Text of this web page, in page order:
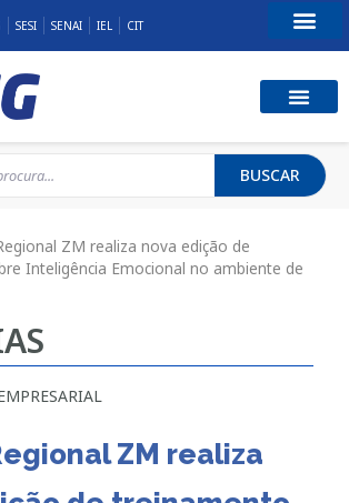
SESI SENAI IEL CIT
BUSCAR
ZM realiza nova edição de
Inteligência Emocional no ambiente de
ZM realiza